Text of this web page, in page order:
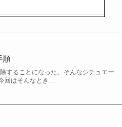
順
することになった。そんなシチュエー
回はそんなとき…